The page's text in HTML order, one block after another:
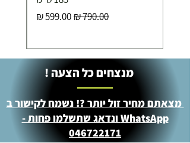
מחיר רגילמחיר מבצע
מנצחים כל הצעה !
מצאתם מחיר זול יותר ?! נשמח לקישור ב
WhatsApp ונדאג שתשלמו פחות -
046722171